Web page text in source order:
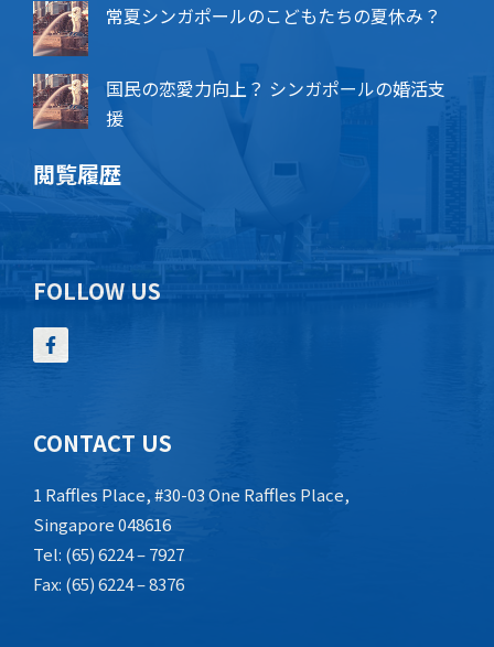
常夏シンガポールのこどもたちの夏休み？
国民の恋愛力向上？ シンガポールの婚活支
援
閲覧履歴
FOLLOW US
CONTACT US
1 Raffles Place, #30-03 One Raffles Place,
Singapore 048616
Tel: (65) 6224 – 7927
Fax: (65) 6224 – 8376